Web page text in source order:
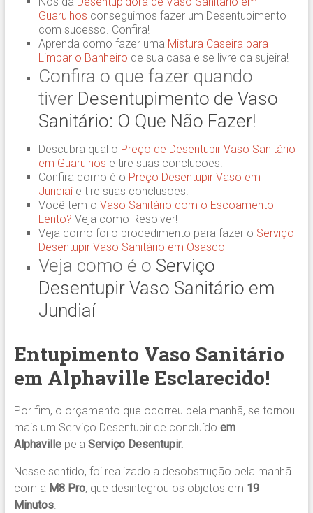
Guarulhos conseguimos fazer um Desentupimento
com sucesso. Confira!
Aprenda como fazer uma Mistura Caseira para
Limpar o Banheiro de sua casa e se livre da sujeira!
Confira o que fazer quando
tiver Desentupimento de Vaso
Sanitário: O Que Não Fazer!
Descubra qual o Preço de Desentupir Vaso Sanitário
em Guarulhos e tire suas conclucões!
Confira como é o Preço Desentupir Vaso em
Jundiaíe tire suas conclusões!
Você tem o Vaso Sanitário com o Escoamento
Lento? Veja como Resolver!
Veja como foi o procedimento para fazer o Serviço
Desentupir Vaso Sanitário em Osasco
Veja como é o Serviço
Desentupir Vaso Sanitário em
Jundiaí
Entupimento Vaso Sanitário
em Alphaville Esclarecido!
Por fim, o orçamento que ocorreu pela manhã, se tornou
mais um Serviço Desentupir de concluído em
Alphavillepela Serviço Desentupir.
Nesse sentido, foi realizado a desobstrução pela manhã
com a M8 Pro, que desintegrou os objetos em 19
Minutos.